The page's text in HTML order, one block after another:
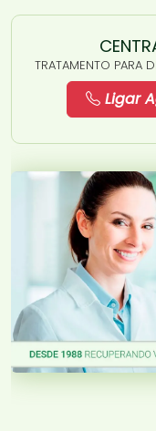
TRATAMENTO PARA
Ligar